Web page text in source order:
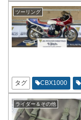
ツーリング
タグ CBX1000
ライダー＆その他